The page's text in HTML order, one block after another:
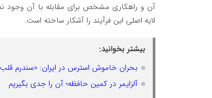
آن و راهکاری مشخص برای مقابله با آن وجود
لایه اصلی این فرآیند را آشکار ساخته است.
بیشتر بخوانید:
بحران خاموش استرس در ایران: «سندرم
آلزایمر در کمین حافظه؛ آن را جدی بگیریم